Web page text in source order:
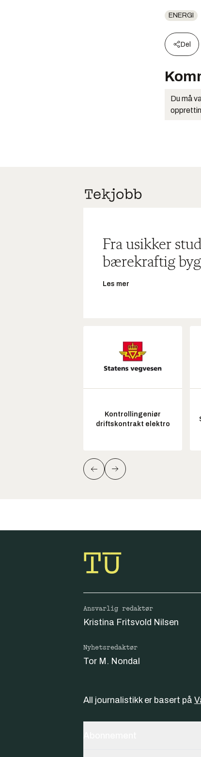
ENERGI
Del
Du må
Fra usikker
bærekraftig
Les mer
Kontrollingeniør
driftskontrakt elektro
Ansvarlig redaktør
Kristina Fritsvold Nilsen
Nyhetsredaktør
Tor M. Nondal
All journalistikk er basert på